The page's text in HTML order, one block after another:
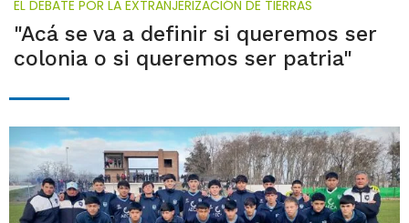
EL DEBATE POR LA EXTRANJERIZACIÓN DE TIERRAS
"Acá se va a definir si queremos ser
colonia o si queremos ser patria"